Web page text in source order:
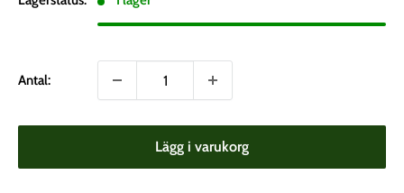
Antal:
Lägg i varukorg